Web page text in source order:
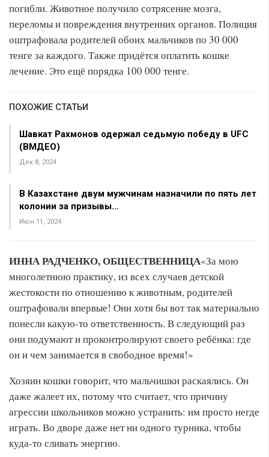
погибли. Животное получило сотрясение мозга,
переломы и повреждения внутренних органов. Полиция
оштрафовала родителей обоих мальчиков по 30 000
тенге за каждого. Также придётся оплатить кошке
лечение. Это ещё порядка 100 000 тенге.
ПОХОЖИЕ СТАТЬИ
Шавкат Рахмонов одержал седьмую победу в UFC
(ВМДЕО)
Дек 8, 2024
В Казахстане двум мужчинам назначили по пять лет
колонии за призывы…
Июн 11, 2024
ИННА РАДЧЕНКО, ОБЩЕСТВЕННИЦА«За мою
многолетнюю практику, из всех случаев детской
жестокости по отношению к животным, родителей
оштрафовали впервые! Они хотя бы вот так материально
понесли какую-то ответственность. В следующий раз
они подумают и проконтролируют своего ребёнка: где
он и чем занимается в свободное время!»
Хозяин кошки говорит, что мальчишки раскаялись. Он
даже жалеет их, потому что считает, что причину
агрессии школьников можно устранить: им просто негде
играть. Во дворе даже нет ни одного турника, чтобы
куда-то сливать энергию.